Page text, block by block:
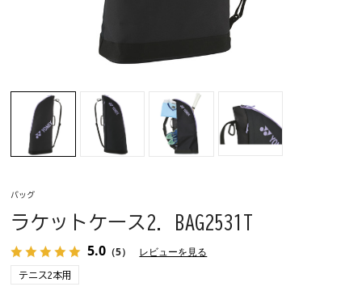
バッグ
ラケットケース2. BAG2531T
5.0 （5） レビューを見る
テニス2本用